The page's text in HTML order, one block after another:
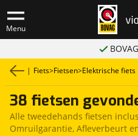
Menu
| Fiets>Fietsen>Elektrische fiets
38 fietsen
Alle tweedehands fietsen
Omruilgarantie, Afleverbeurt